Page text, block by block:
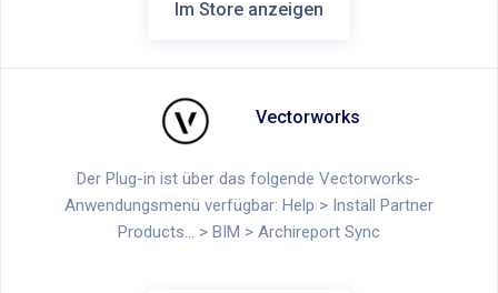
Im Store anzeigen
Vectorworks
Der Plug-in ist über das folgende Vectorworks-
Anwendungsmenü verfügbar: Help > Install Partner
Products... > BIM > Archireport Sync